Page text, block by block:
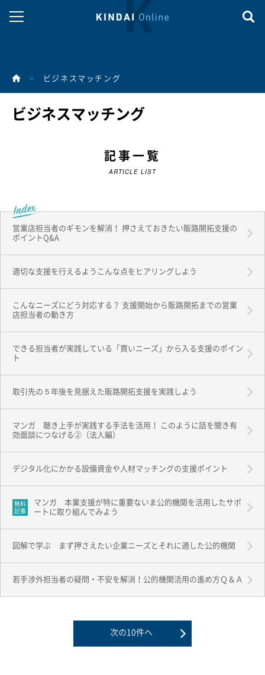
> ビジネスマッチング
ビジネスマッチング
記事一覧
ARTICLE LIST
営業店担当者のギモンを解消！ 押さえておきたい販路開拓支援の
ポイントQ&A
適切な支援を行えるようこんな点をヒアリングしよう
こんなニーズにどう対応する？ 支援開始から販路開拓までの営業
店担当者の動き方
できる担当者が実践している「買いニーズ」から入る支援のポイン
ト
取引先の５年後を見据えた販路開拓支援を実践しよう
マンガ 聴き上手が実践する手法を活用！ このように話を聞き有
効面談につなげる②（法人編）
デジタル化にかかる設備資金や人材マッチングの支援ポイント
無料
記事
マンガ 本業支援が特に重要ないま公的機関を活用したサポ
ートに取り組んでみよう
図解で学ぶ まず押さえたい企業ニーズとそれに適した公的機関
若手渉外担当者の疑問・不安を解消！公的機関活用の進め方Ｑ＆Ａ